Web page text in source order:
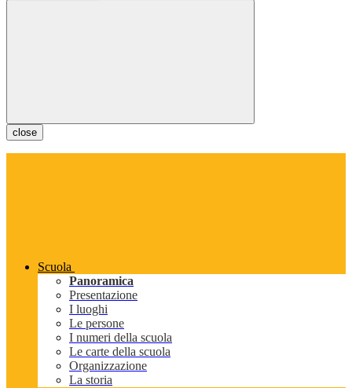
close
Scuola
Panoramica
Presentazione
I luoghi
Le persone
I numeri della scuola
Le carte della scuola
Organizzazione
La storia